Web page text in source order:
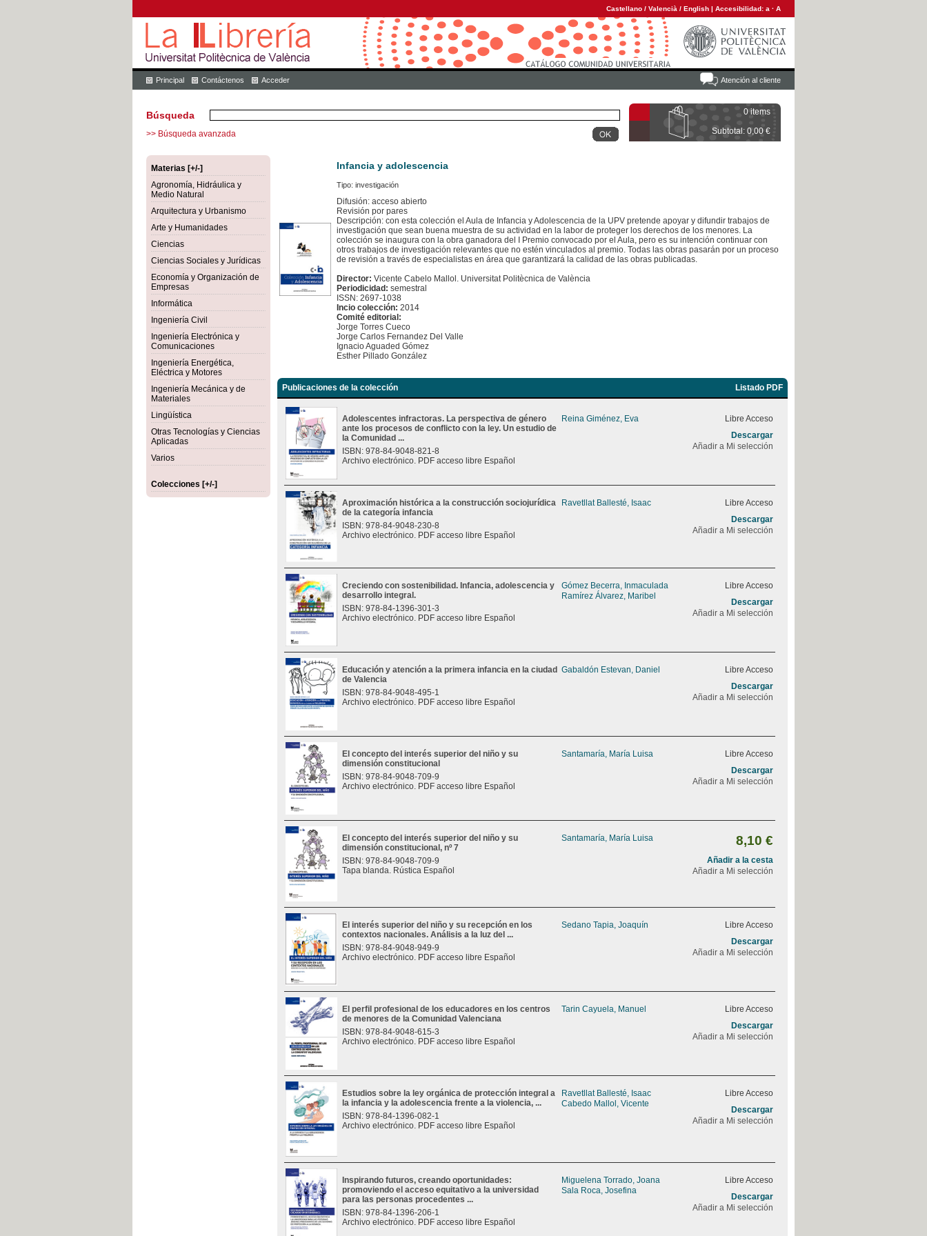
Castellano / Valencià / English | Accesibilidad: a · A
Atención al cliente
Principal Contáctenos Acceder
0 items
Subtotal: 0,00 €
Búsqueda
>> Búsqueda avanzada
Materias [+/-]
Agronomía, Hidráulica y
Medio Natural
Arquitectura y Urbanismo
Arte y Humanidades
Ciencias
Ciencias Sociales y Jurídicas
Economía y Organización de
Empresas
Informática
Ingeniería Civil
Ingeniería Electrónica y
Comunicaciones
Ingeniería Energética,
Eléctrica y Motores
Ingeniería Mecánica y de
Materiales
Lingüística
Otras Tecnologías y Ciencias
Aplicadas
Varios
Colecciones [+/-]
Infancia y adolescencia
Tipo: investigación
Difusión: acceso abierto
Revisión por pares
Descripción: con esta colección el Aula de Infancia y Adolescencia de la UPV pretende apoyar y difundir trabajos de
investigación que sean buena muestra de su actividad en la labor de proteger los derechos de los menores. La
colección se inaugura con la obra ganadora del I Premio convocado por el Aula, pero es su intención continuar con
otros trabajos de investigación relevantes que no estén vinculados al premio. Todas las obras pasarán por un proceso
de revisión a través de especialistas en área que garantizará la calidad de las obras publicadas.
Director: Vicente Cabelo Mallol. Universitat Politècnica de València
Periodicidad: semestral
ISSN: 2697-1038
Incio colección: 2014
Comité editorial:
Jorge Torres Cueco
Jorge Carlos Fernandez Del Valle
Ignacio Aguaded Gómez
Esther Pillado González
Publicaciones de la colección Listado PDF
Adolescentes infractoras. La perspectiva de género
ante los procesos de conflicto con la ley. Un estudio de
la Comunidad ...
ISBN: 978-84-9048-821-8
Archivo electrónico. PDF acceso libre Español
Reina Giménez, Eva
Libre Acceso
Descargar
Añadir a Mi selección
Aproximación histórica a la construcción sociojurídica
de la categoría infancia
ISBN: 978-84-9048-230-8
Archivo electrónico. PDF acceso libre Español
Ravetllat Ballesté, Isaac
Libre Acceso
Descargar
Añadir a Mi selección
Creciendo con sostenibilidad. Infancia, adolescencia y
desarrollo integral.
ISBN: 978-84-1396-301-3
Archivo electrónico. PDF acceso libre Español
Gómez Becerra, Inmaculada
Ramírez Álvarez, Maribel
Libre Acceso
Descargar
Añadir a Mi selección
Educación y atención a la primera infancia en la ciudad
de Valencia
ISBN: 978-84-9048-495-1
Archivo electrónico. PDF acceso libre Español
Gabaldón Estevan, Daniel
Libre Acceso
Descargar
Añadir a Mi selección
El concepto del interés superior del niño y su
dimensión constitucional
ISBN: 978-84-9048-709-9
Archivo electrónico. PDF acceso libre Español
Santamaría, María Luisa
Libre Acceso
Descargar
Añadir a Mi selección
El concepto del interés superior del niño y su
dimensión constitucional, nº 7
ISBN: 978-84-9048-709-9
Tapa blanda. Rústica Español
Santamaría, María Luisa 8,10 €
Añadir a la cesta
Añadir a Mi selección
El interés superior del niño y su recepción en los
contextos nacionales. Análisis a la luz del ...
ISBN: 978-84-9048-949-9
Archivo electrónico. PDF acceso libre Español
Sedano Tapia, Joaquín
Libre Acceso
Descargar
Añadir a Mi selección
El perfil profesional de los educadores en los centros
de menores de la Comunidad Valenciana
ISBN: 978-84-9048-615-3
Archivo electrónico. PDF acceso libre Español
Tarin Cayuela, Manuel
Libre Acceso
Descargar
Añadir a Mi selección
Estudios sobre la ley orgánica de protección integral a
la infancia y la adolescencia frente a la violencia, ...
ISBN: 978-84-1396-082-1
Archivo electrónico. PDF acceso libre Español
Ravetllat Ballesté, Isaac
Cabedo Mallol, Vicente
Libre Acceso
Descargar
Añadir a Mi selección
Inspirando futuros, creando oportunidades:
promoviendo el acceso equitativo a la universidad
para las personas procedentes ...
ISBN: 978-84-1396-206-1
Archivo electrónico. PDF acceso libre Español
Miguelena Torrado, Joana
Sala Roca, Josefina
Libre Acceso
Descargar
Añadir a Mi selección